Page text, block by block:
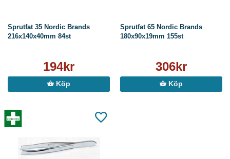
Sprutfat 35 Nordic Brands
216x140x40mm 84st
194kr
Köp
Sprutfat 65 Nordic Brands
180x90x19mm 155st
306kr
Köp